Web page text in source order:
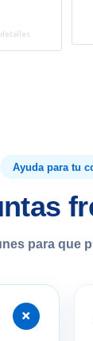
Ayuda para tu
para que
+